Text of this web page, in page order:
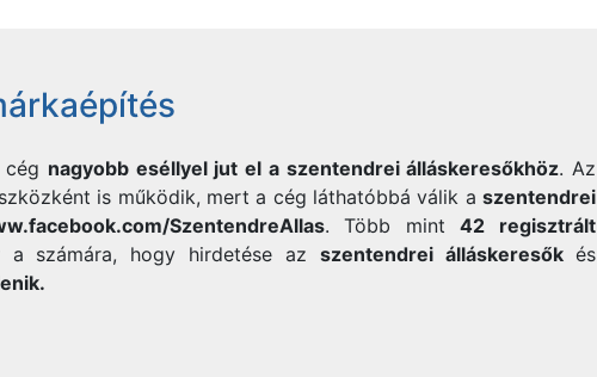
nagyobb eséllyel jut el a szentendrei álláskeresőkhöz. Az
is működik, mert a cég láthatóbbá válik aszentendrei
SzentendreAllas. Több mint42 regisztrált
a számára, hogy hirdetése azszentendrei álláskeresőkés